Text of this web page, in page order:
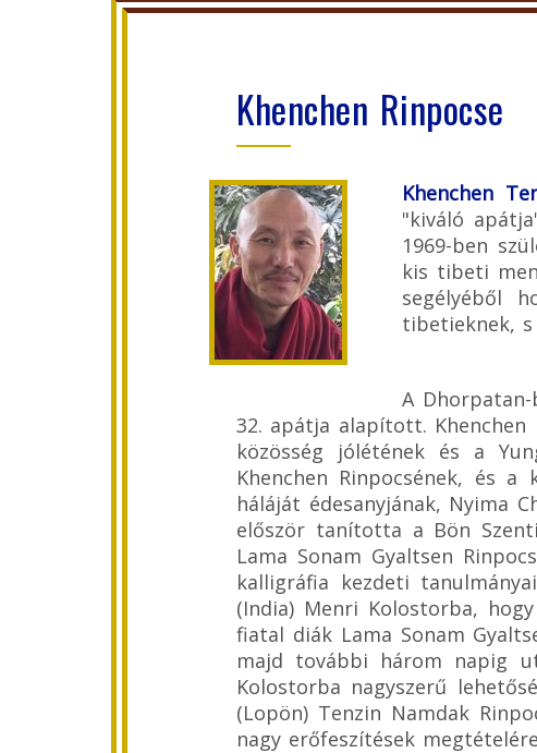
Khenchen Rinpocse
Khenchen
"kiváló
1969-ben
kis tibeti
segélyéből
tibetieknek,
A
32. apátja alapított.
közösség jólétének és a
Khenchen Rinpocsének, és
háláját édesanyjának, Nyima
először tanította a Bön
Lama Sonam Gyaltsen
kalligráfia kezdeti
(India) Menri Kolostorba,
fiatal diák Lama Sonam
majd további három napig
Kolostorba nagyszerű
(Lopön) Tenzin Namdak
nagy erőfeszítések